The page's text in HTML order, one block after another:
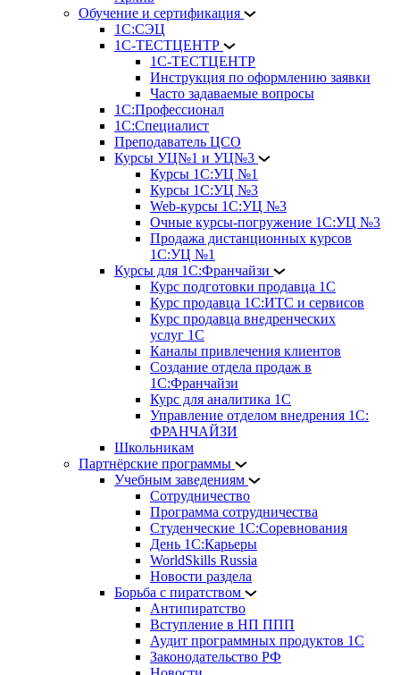
Обучение и сертификация
1С:СЭЦ
1С-ТЕСТЦЕНТР
1С-ТЕСТЦЕНТР
Инструкция по оформлению заявки
Часто задаваемые вопросы
1С:Профессионал
1С:Специалист
Преподаватель ЦСО
Курсы УЦ№1 и УЦ№3
Курсы 1С:УЦ №1
Курсы 1С:УЦ №3
Web-курсы 1С:УЦ №3
Очные курсы-погружение 1С:УЦ №3
Продажа дистанционных курсов
1С:УЦ №1
Курсы для 1С:Франчайзи
Курс подготовки продавца 1С
Курс продавца 1С:ИТС и сервисов
Курс продавца внедренческих
услуг 1С
Каналы привлечения клиентов
Создание отдела продаж в
1С:Франчайзи
Курс для аналитика 1С
Управление отделом внедрения 1С:
ФРАНЧАЙЗИ
Школьникам
Партнёрские программы
Учебным заведениям
Сотрудничество
Программа сотрудничества
Студенческие 1С:Соревнования
День 1С:Карьеры
WorldSkills Russia
Новости раздела
Борьба с пиратством
Антипиратство
Вступление в НП ППП
Аудит программных продуктов 1С
Законодательство РФ